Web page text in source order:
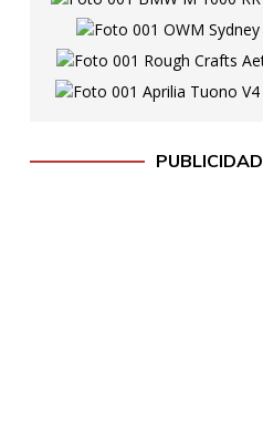
PUBLICIDAD